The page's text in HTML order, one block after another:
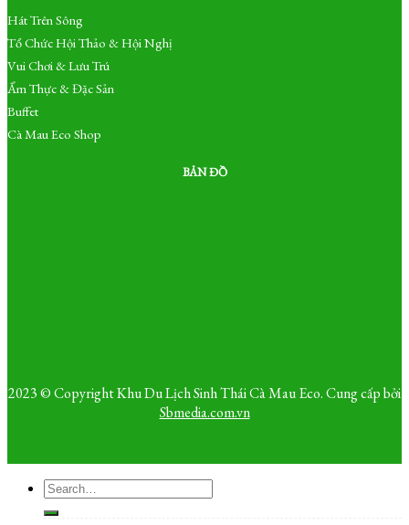
Hát Trên Sông
Tổ Chức Hội Thảo & Hội Nghị
Vui Chơi & Lưu Trú
Ẩm Thực & Đặc Sản
Buffet
Cà Mau Eco Shop
BẢN ĐỒ
2023 © Copyright Khu Du Lịch Sinh Thái Cà Mau Eco. Cung cấp bởi
Sbmedia.com.vn